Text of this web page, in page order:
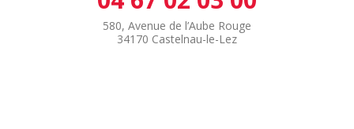
580, Avenue de l’Aube Rouge
34170 Castelnau-le-Lez